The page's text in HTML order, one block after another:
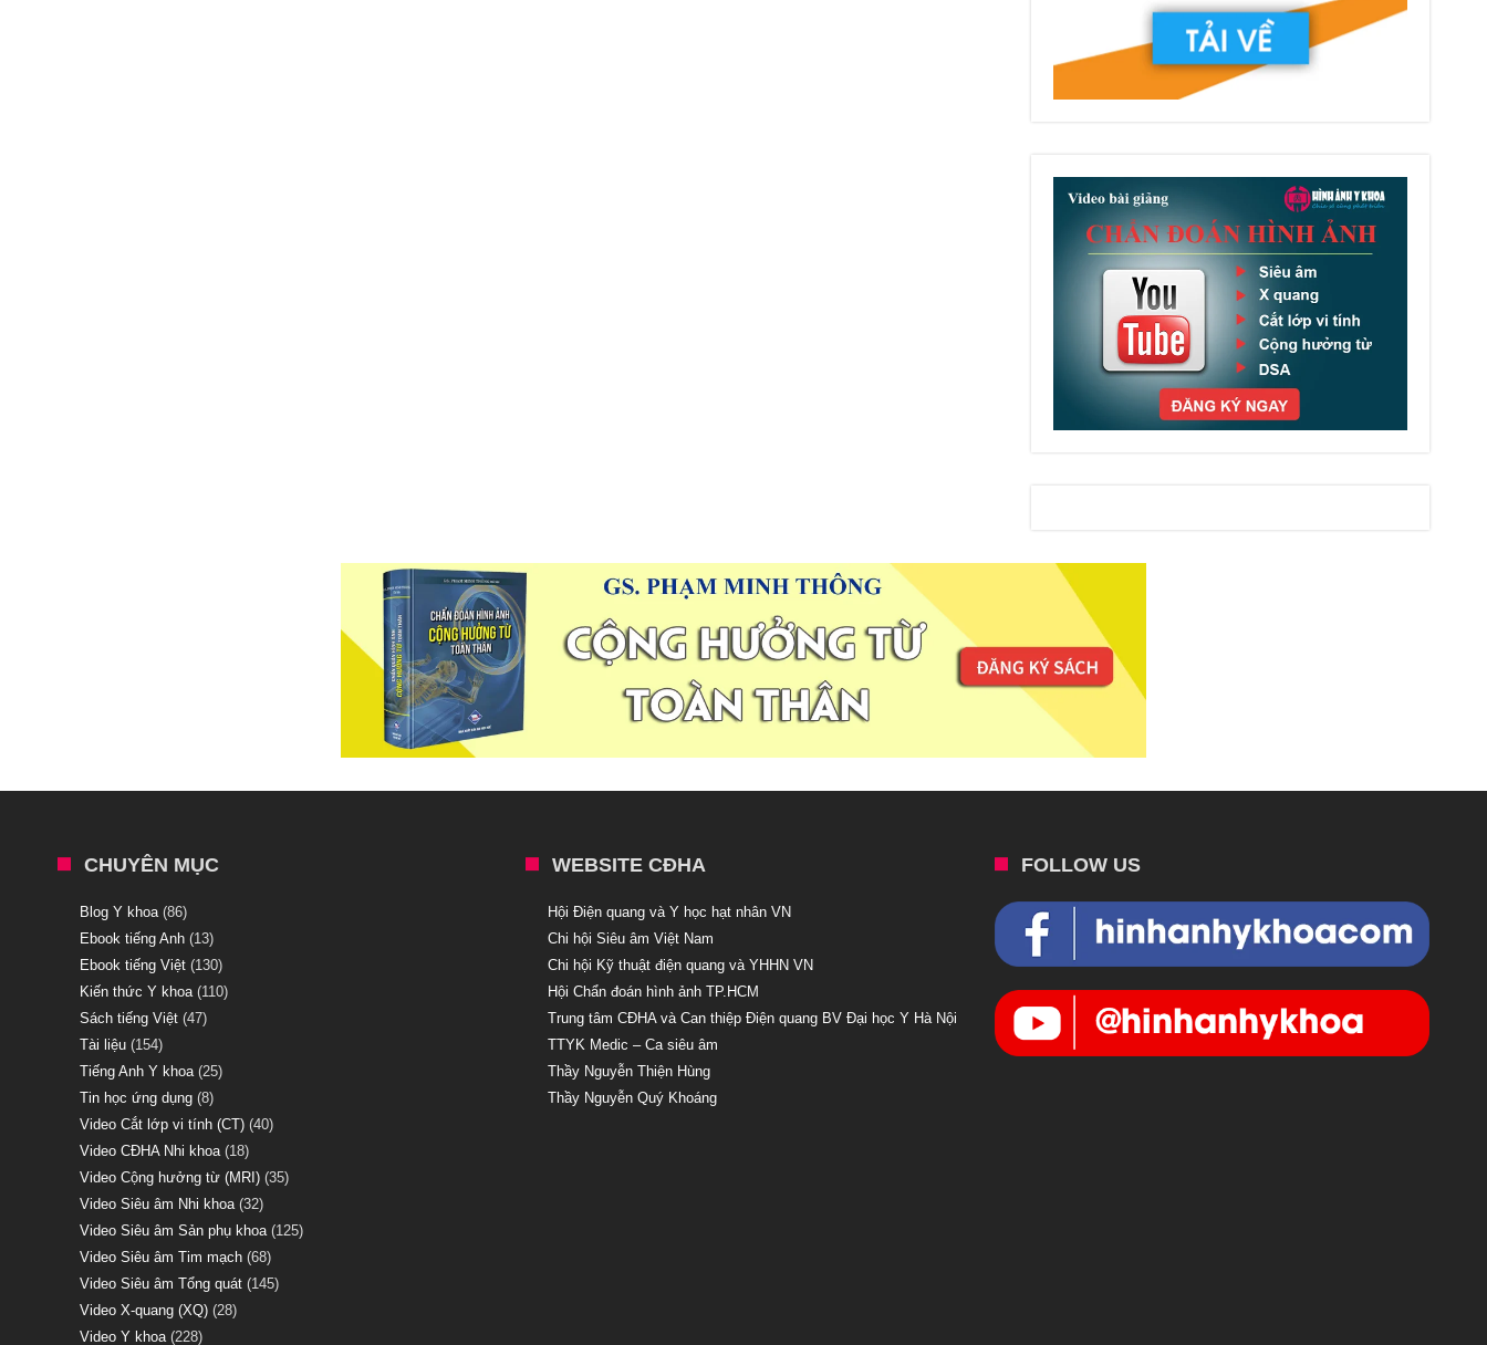
CHUYÊN MỤC
Blog Y khoa (86)
Ebook tiếng Anh (13)
Ebook tiếng Việt (130)
Kiến thức Y khoa (110)
Sách tiếng Việt (47)
Tài liệu (154)
Tiếng Anh Y khoa (25)
Tin học ứng dụng (8)
Video Cắt lớp vi tính (CT) (40)
Video CĐHA Nhi khoa (18)
Video Cộng hưởng từ (MRI) (35)
Video Siêu âm Nhi khoa (32)
Video Siêu âm Sản phụ khoa (125)
Video Siêu âm Tim mạch (68)
Video Siêu âm Tổng quát (145)
Video X-quang (XQ) (28)
Video Y khoa (228)
WEBSITE CĐHA
Hội Điện quang và Y học hạt nhân VN
Chi hội Siêu âm Việt Nam
Chi hội Kỹ thuật điện quang và YHHN VN
Hội Chẩn đoán hình ảnh TP.HCM
Trung tâm CĐHA và Can thiệp Điện quang BV Đại học Y Hà Nội
TTYK Medic – Ca siêu âm
Thầy Nguyễn Thiện Hùng
Thầy Nguyễn Quý Khoáng
FOLLOW US